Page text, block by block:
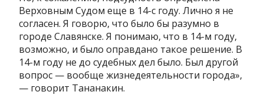
Верховным Судом еще в 14-с году. Лично я не
согласен. Я говорю, что было бы разумно в
городе Славянске. Я понимаю, что в 14-м году,
возможно, и было оправдано такое решение. В
14-м году не до судебных дел было. Был другой
вопрос — вообще жизнедеятельности города»,
— говорит Тананакин.